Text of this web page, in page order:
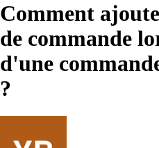
Comment
de commande
d'une
?